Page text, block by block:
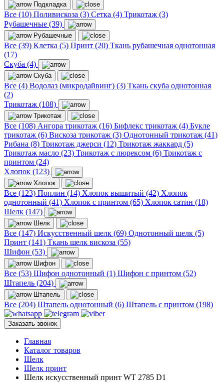
Подкладка
Все (10) Поливискоза (3) Сетка (4) Трикотаж (3)
Рубашечные (39)
Рубашечные
Все (39) Клетка (5) Принт (20) Ткань рубашечная однотонная
(17)
Скуба (4)
Скуба
Все (4) Водолаз (микродайвинг) (3) Ткань скуба однотонная
(2)
Трикотаж (108)
Трикотаж
Все (108) Ангора трикотаж (16) Бифлекс трикотаж (4) Букле
трикотаж (6) Вискоза трикотаж (3) Однотонный трикотаж (41)
Рибана (8) Трикотаж джерси (12) Трикотаж жаккард (5)
Трикотаж масло (23) Трикотаж с люрексом (6) Трикотаж с
принтом (24)
Хлопок (123)
Хлопок
Все (123) Поплин (14) Хлопок вышитый (42) Хлопок
однотонный (41) Хлопок с принтом (65) Хлопок сатин (18)
Шелк (147)
Шелк
Все (147) Искусственный шелк (69) Однотонный шелк (5)
Принт (141) Ткань шелк вискоза (55)
Шифон (53)
Шифон
Все (53) Шифон однотонный (1) Шифон с принтом (52)
Штапель (204)
Штапель
Все (204) Штапель однотонный (6) Штапель с принтом (198)
Заказать звонок
Главная
Каталог товаров
Шелк
Шелк принт
Шелк искусственный принт WT 2785 D1